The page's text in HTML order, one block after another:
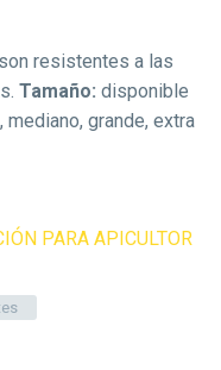
resistentes a las
Tamaño: disponible
grande, extra
PARA APICULTOR